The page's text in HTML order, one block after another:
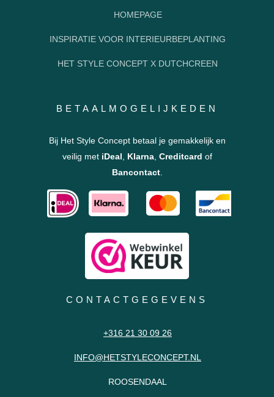
HOMEPAGE
INSPIRATIE VOOR INTERIEURBEPLANTING
HET STYLE CONCEPT X DUTCHCREEN
BETAALMOGELIJKEDEN
Bij Het Style Concept betaal je gemakkelijk en
veilig met iDeal Klarna, Creditcard of
Bancontact.
CONTACTGEGEVENS
+316 21 30 09 26
INFO@HETSTYLECONCEPT.NL
ROOSENDAAL